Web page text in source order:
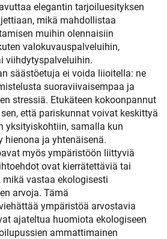
elegantin tarjoiluesityksen
mikä mahdollistaa
muihin olennaisiin
valokuvauspalveluihin,
viihdytyspalveluihin.
säästöetuja ei voida liioitella: ne
suoraviivaisempaa ja
stressiä. Etukäteen kokoonpannut
että pariskunnat voivat keskittyä
yksityiskohtiin, samalla kun
hienona ja yhtenäisenä.
myös ympäristöön liittyviä
ovat kierrätettäviä tai
vastaa ekologisesti
arvoja. Tämä
ympäristöä arvostavia
ajateltua huomiota ekologiseen
ammattimainen